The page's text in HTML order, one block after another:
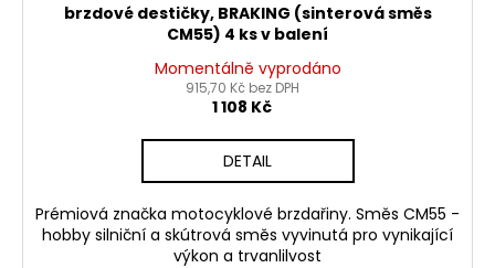
brzdové destičky, BRAKING (sinterová směs
CM55) 4 ks v balení
Momentálně vyprodáno
915,70 Kč bez DPH
1 108 Kč
DETAIL
Prémiová značka motocyklové brzdařiny. Směs CM55 -
hobby silniční a skútrová směs vyvinutá pro vynikající
výkon a trvanlilvost